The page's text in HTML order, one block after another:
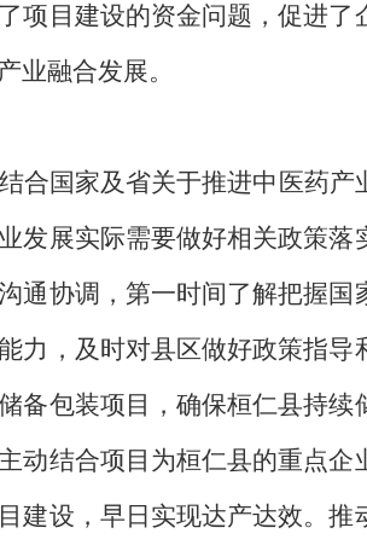
项目建设的资金问题，促进了
业融合发展。
合国家及省关于推进中医药产
发展实际需要做好相关政策落
通协调，第一时间了解把握国
力，及时对县区做好政策指导
备包装项目，确保桓仁县持续
动结合项目为桓仁县的重点企
建设，早日实现达产达效。推